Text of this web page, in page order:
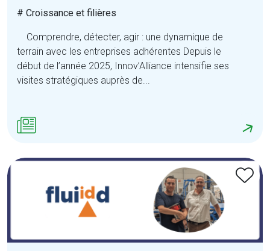
# Croissance et filières
Comprendre, détecter, agir : une dynamique de
terrain avec les entreprises adhérentes Depuis le
début de l’année 2025, Innov’Alliance intensifie ses
visites stratégiques auprès de...